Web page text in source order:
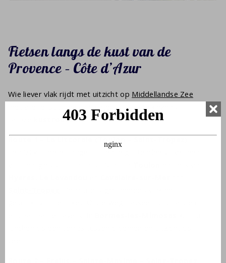
Fietsen langs de kust van de
Provence – Côte d’Azur
Wie liever vlak rijdt met uitzicht op Middellandse Zee
met allerlei soorten van watersport , kan kiezen uit
kustroutes.
Route 1 – La Littorale (Toulon – Saint-Tropez)